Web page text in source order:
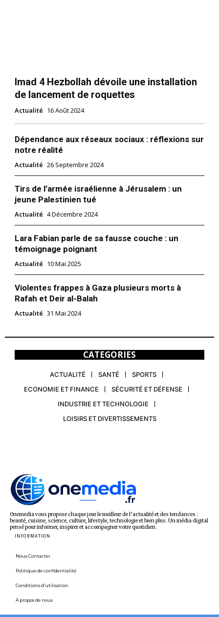
Imad 4 Hezbollah dévoile une installation
de lancement de roquettes
Actualité 16 Août 2024
Dépendance aux réseaux sociaux : réflexions sur
notre réalité
Actualité 26 Septembre 2024
Tirs de l’armée israélienne à Jérusalem : un
jeune Palestinien tué
Actualité 4 Décembre 2024
Lara Fabian parle de sa fausse couche : un
témoignage poignant
Actualité 10 Mai 2025
Violentes frappes à Gaza plusieurs morts à
Rafah et Deir al-Balah
Actualité 31 Mai 2024
CATEGORIES
ACTUALITÉ SANTÉ
SPORTS
ECONOMIE ET FINANCE
SÉCURITÉ ET DÉFENSE
INDUSTRIE ET TECHNOLOGIE
LOISIRS ET DIVERTISSEMENTS
Onemedia vous propose chaque jour le meilleur de l’actualité et des tendances :
beauté, cuisine, science, culture, lifestyle, technologie et bien plus. Un média digital
pensé pour informer, inspirer et accompagner votre quotidien.
INFORMATION
Nous Contacter
Politique de confidentialité
Conditions d’utilisation
À propos de nous